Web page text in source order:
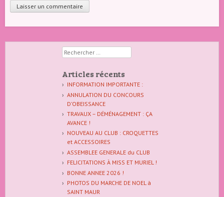
Rechercher
Articles récents
INFORMATION IMPORTANTE :
ANNULATION DU CONCOURS
D’OBEISSANCE
TRAVAUX – DÉMÉNAGEMENT : ÇA
AVANCE !
NOUVEAU AU CLUB : CROQUETTES
et ACCESSOIRES
ASSEMBLEE GENERALE du CLUB
FELICITATIONS À MISS ET MURIEL !
BONNE ANNEE 2026 !
PHOTOS DU MARCHE DE NOEL à
SAINT MAUR